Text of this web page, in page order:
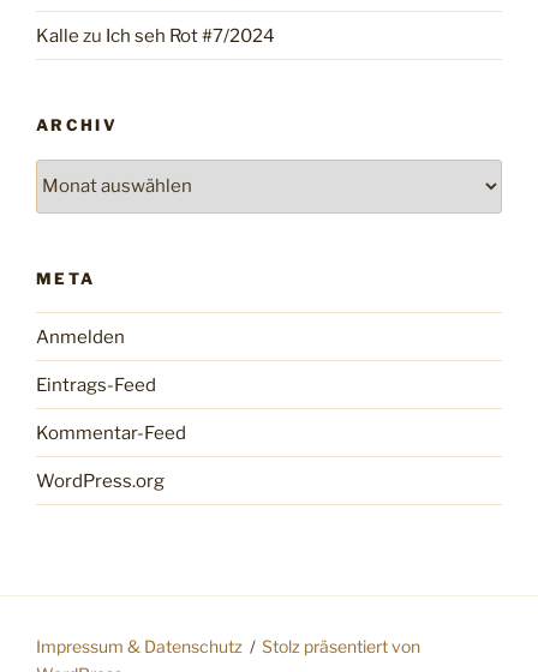
Kalle zu Ich seh Rot #7/2024
ARCHIV
Archiv
META
Anmelden
Eintrags-Feed
Kommentar-Feed
WordPress.org
Impressum & Datenschutz
Stolz präsentiert von